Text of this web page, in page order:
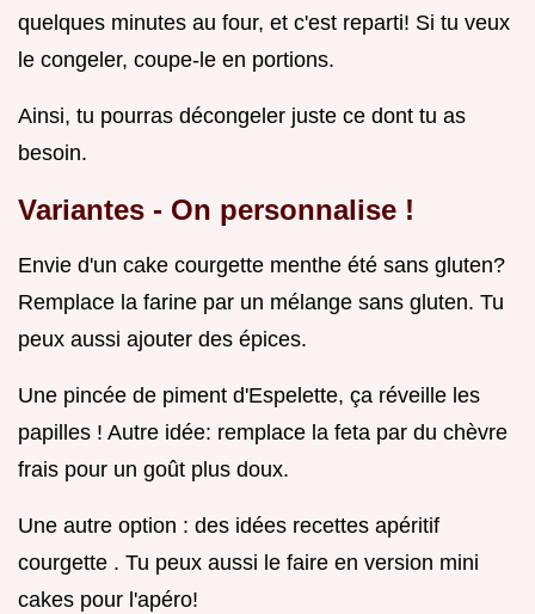
quelques minutes au four, et c'est reparti! Si tu veux
le congeler, coupe-le en portions.
Ainsi, tu pourras décongeler juste ce dont tu as
besoin.
Variantes - On personnalise !
Envie d'un cake courgette menthe été sans gluten?
Remplace la farine par un mélange sans gluten. Tu
peux aussi ajouter des épices.
Une pincée de piment d'Espelette, ça réveille les
papilles ! Autre idée: remplace la feta par du chèvre
frais pour un goût plus doux.
Une autre option : des idées recettes apéritif
courgette . Tu peux aussi le faire en version mini
cakes pour l'apéro!